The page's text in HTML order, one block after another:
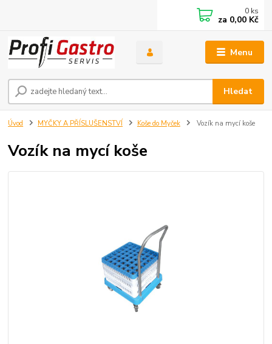
Menu
Hledat
0 ks
za 0,00 Kč
Úvod MYČKY A PŘÍSLUŠENSTVÍ Koše do Myček Vozík na mycí koše
Vozík na mycí koše